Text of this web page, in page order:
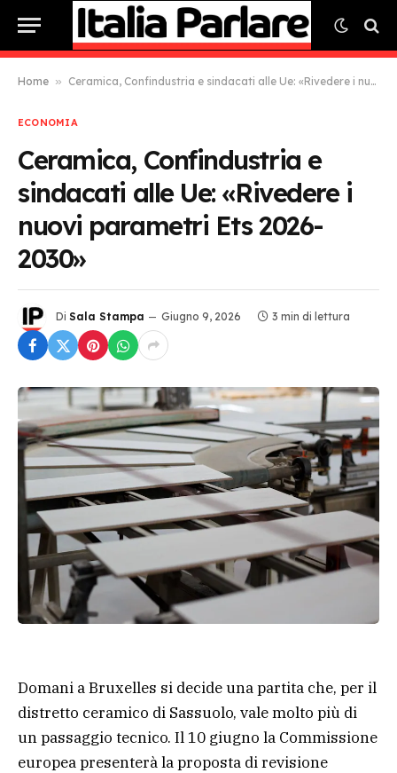
Home » Ceramica, Confindustria e sindacati alle Ue: «Rivedere i nuovi parametri Ets 2026-2030»
ECONOMIA
Ceramica, Confindustria e
sindacati alle Ue: «Rivedere i
nuovi parametri Ets 2026-
2030»
Di Sala Stampa Giugno 9, 2026 3 min di lettura
Domani a Bruxelles si decide una partita che, per il
distretto ceramico di Sassuolo, vale molto più di
un passaggio tecnico. Il 10 giugno la Commissione
europea presenterà la proposta di revisione